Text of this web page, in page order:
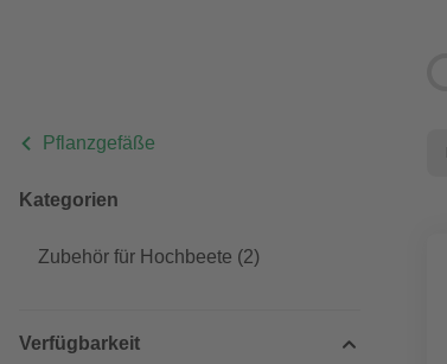
Pflanzgefäße
Kategorien
Zubehör für Hochbeete (2)
Verfügbarkeit